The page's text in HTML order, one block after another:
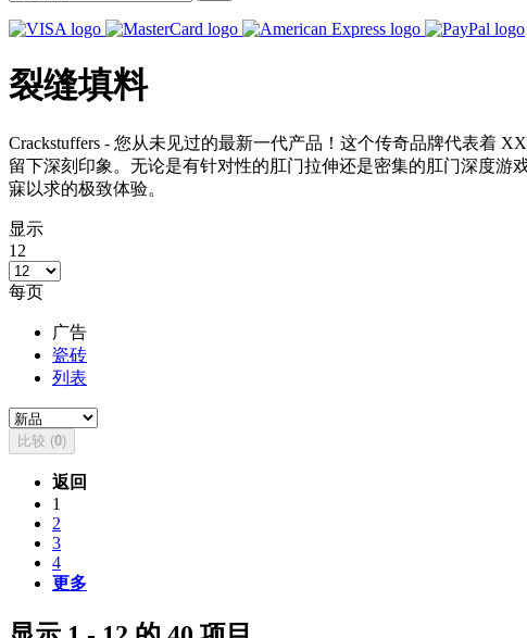
裂缝填料
Crackstuffers - 您从未见过的最新一代产品！这个传奇品牌代表着
留下深刻印象。无论是有针对性的肛门拉伸还是密集的肛门深度游
寐以求的极致体验。
显示
12
每页
广告
瓷砖
列表
比较 (0)
返回
1
2
3
4
更多